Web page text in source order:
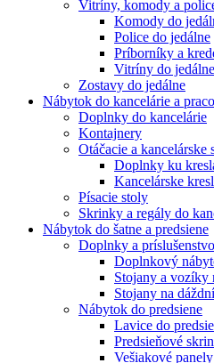
Vitríny, komody a
Komody do
Police do jedálne
Príborníky a
Vitríny do jedálne
Zostavy do jedálne
Nábytok do kancelárie a
Doplnky do kancelárie
Kontajnery
Otáčacie a kancelárske
Doplnky ku
Kancelárske
Písacie stoly
Skrinky a regály do
Nábytok do šatne a predsiene
Doplnky a
Doplnkový
Stojany a vozíky
Stojany na
Nábytok do predsiene
Lavice do
Predsieňové
Vešiakové panely